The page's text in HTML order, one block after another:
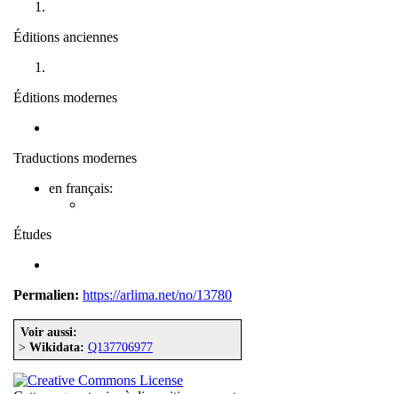
Éditions anciennes
Éditions modernes
Traductions modernes
en français:
Études
Permalien: https://arlima.net/no/13780
Voir aussi:
> Wikidata: Q137706977